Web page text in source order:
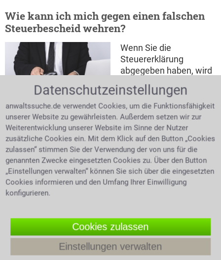
Wie kann ich mich gegen einen falschen
Steuerbescheid wehren?
Anwalt prüft mit Lupe
Steuerbescheid
Wenn Sie die
Steuererklärung
abgegeben haben, wird
sie durch das Finanzamt
geprüft und nach
Abschluss der Prüfung
wird ein Steuerbescheid
zugestellt. Darin steht
dann die tatsächlich zu entrichtende Steuer mit der
Aufforderung eine Nachzahlung zu leisten oder auch
einer Erstattung zurücküberwiesen zu bekommen.
Zweifelt man den Steuerbescheid des Finanzamtes
an, bleibt die Möglichkeit des Einspruchs innerhalb
eines Monats. Das Steuerrecht ist ein komplexes,
sich daher an einen Anwalt, wenn der Fiskus Ihre
Rechte missachtet.
Steuerhinterziehung
Datenschutzeinstellungen
anwaltssuche.de verwendet Cookies, um die Funktionsfähigkeit
unserer Website zu gewährleisten. Außerdem setzen wir zur
Weiterentwicklung unserer Website im Sinne der Nutzer
zusätzliche Cookies ein. Mit dem Klick auf den Button „Cookies
zulassen“ stimmen Sie der Verwendung der von uns für die
genannten Zwecke eingesetzten Cookies zu. Über den Button
„Einstellungen verwalten“ können Sie sich über die eingesetzten
Cookies informieren und den Umfang Ihrer Einwilligung
konfigurieren.
Cookies zulassen
Einstellungen verwalten